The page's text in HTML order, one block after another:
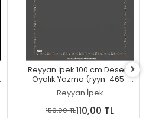
Reyyan İpek 100 cm Desenli
Oyalık Yazma (ryyn-465-
26)
Reyyan İpek
150,00 TL110,00 TL